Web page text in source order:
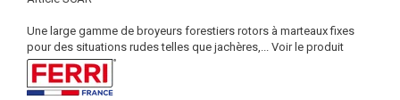
Une large gamme de broyeurs forestiers rotors à marteaux fixes
pour des situations rudes telles que jachères,... Voir le produit